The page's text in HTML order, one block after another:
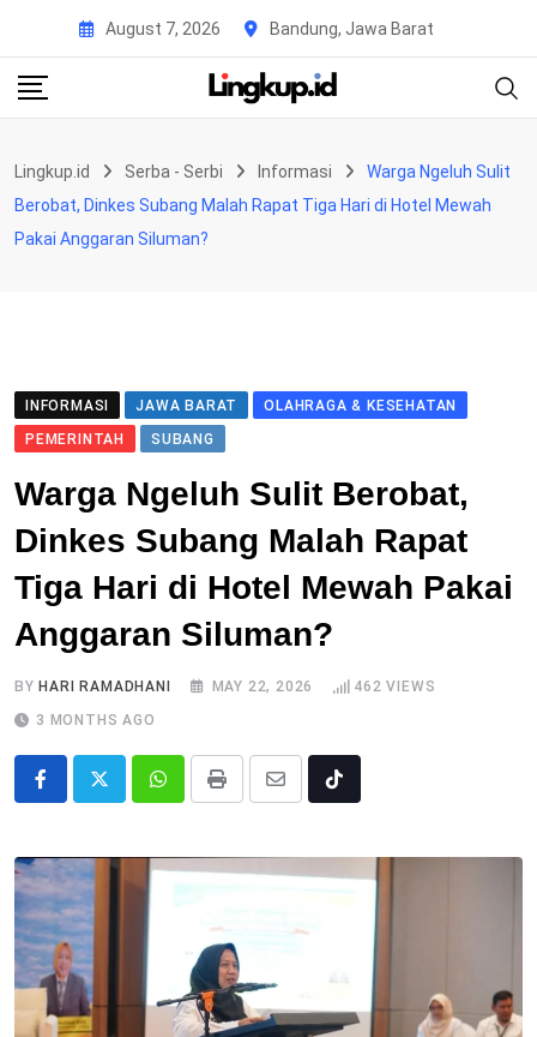
content
August 7, 2026 Bandung, Jawa Barat
Lingkup.id Serba - Serbi Informasi
Warga Ngeluh Sulit
Berobat, Dinkes Subang Malah Rapat Tiga Hari di Hotel Mewah
Pakai Anggaran Siluman?
INFORMASI JAWA BARAT
OLAHRAGA & KESEHATAN
PEMERINTAH
SUBANG
Warga Ngeluh Sulit Berobat,
Dinkes Subang Malah Rapat
Tiga Hari di Hotel Mewah Pakai
Anggaran Siluman?
BY HARI RAMADHANI MAY 22, 2026 462 VIEWS
3 MONTHS AGO
Whatsapp
Print
Share
Email
Tiktok